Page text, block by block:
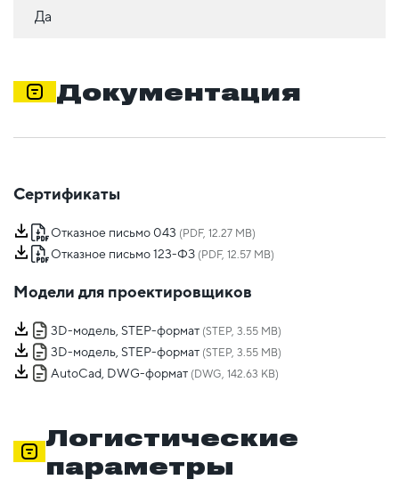
Да
Документация
Сертификаты
Отказное письмо 043 (PDF, 12.27 MB)
Отказное письмо 123-ФЗ (PDF, 12.57 MB)
Модели для проектировщиков
3D-модель, STEP-формат (STEP, 3.55 MB)
3D-модель, STEP-формат (STEP, 3.55 MB)
AutoCad, DWG-формат (DWG, 142.63 KB)
Логистические
параметры